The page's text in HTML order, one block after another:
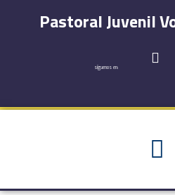
Pastoral Juvenil
síguenos en: